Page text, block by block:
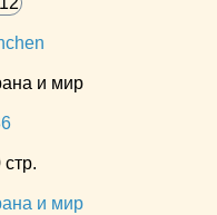
и мир
стр.
и мир